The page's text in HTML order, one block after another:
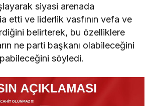
siyasi arenada
etti ve liderlik vasfının vefa ve
belirterek, bu özelliklere
ne parti başkanı olabileceğini
söyledi.